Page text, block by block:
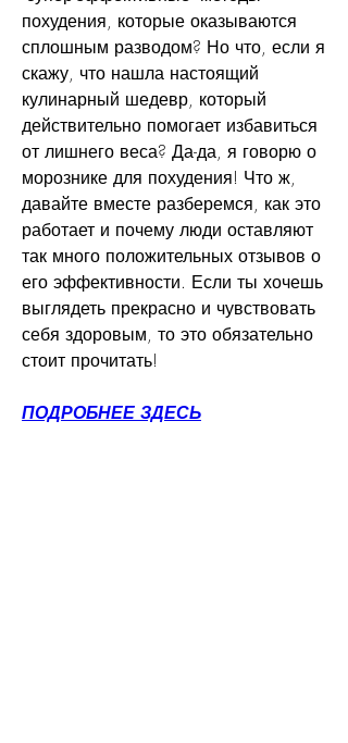
похудения, которые оказываются
сплошным разводом? Но что, если я
скажу, что нашла настоящий
кулинарный шедевр, который
действительно помогает избавиться
от лишнего веса? Да-да, я говорю о
морознике для похудения! Что ж,
давайте вместе разберемся, как это
работает и почему люди оставляют
так много положительных отзывов о
его эффективности. Если ты хочешь
выглядеть прекрасно и чувствовать
себя здоровым, то это обязательно
стоит прочитать!
ПОДРОБНЕЕ ЗДЕСЬ